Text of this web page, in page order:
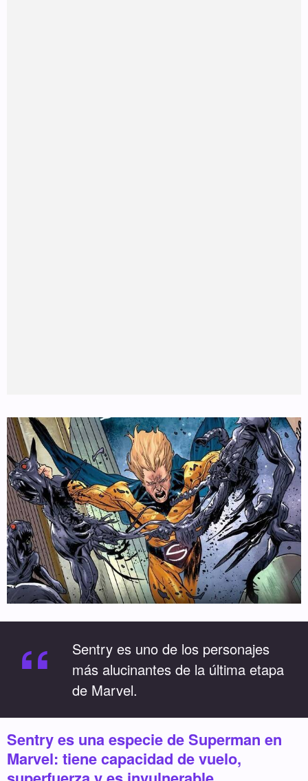
“
Sentry es uno de los personajes
más alucinantes de la última etapa
de Marvel.
Sentry es una especie de Superman en
Marvel: tiene capacidad de vuelo,